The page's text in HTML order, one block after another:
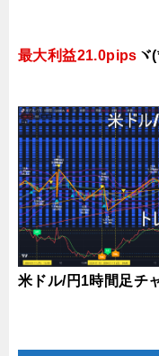
最大利益21.0pips ヾ
米ドル/円1時間足チ